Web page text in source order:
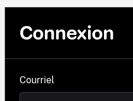
Connexion
Courriel